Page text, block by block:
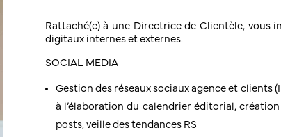
Rattaché(e) à une Directrice de Clientèle, vous
digitaux internes et externes.
SOCIAL MEDIA
Gestion des réseaux sociaux agence et
à l’élaboration du calendrier éditorial,
posts, veille des tendances RS